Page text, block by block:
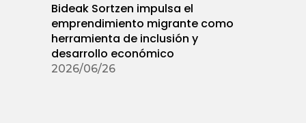
Bideak Sortzen impulsa el
emprendimiento migrante como
herramienta de inclusión y
desarrollo económico
2026/06/26